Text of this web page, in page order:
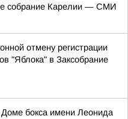
собрание Карелии — СМИ
отмену регистрации
"Яблока" в Заксобрание
бокса имени Леонида